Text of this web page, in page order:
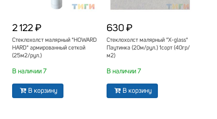
2 122 ₽
Стеклохолст малярный "HOWARD
HARD" армированный сеткой
(25м2/рул.)
В наличии 7
В корзину
630 ₽
Стеклохолст малярный "X-glass"
Паутинка (20м/рул.) 1сорт (40гр/
м2)
В наличии 7
В корзину